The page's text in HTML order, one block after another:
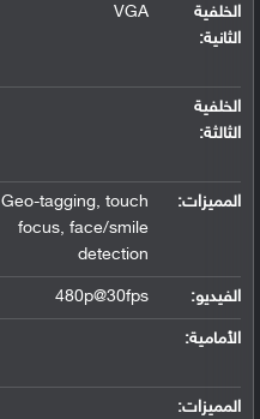
الخلفية
الثانية:
VGA
الخلفية
الثالثة:
المميزات: Geo-tagging, touch
focus, face/smile
detection
الفيديو: 480p@30fps
الأمامية:
المميزات: